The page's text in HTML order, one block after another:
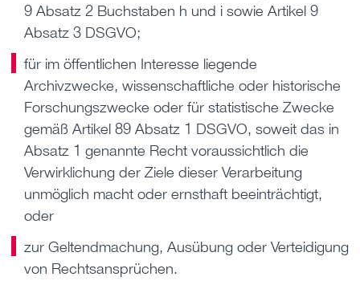
9 Absatz 2 Buchstaben h und i sowie Artikel 9
Absatz 3 DSGVO;
für im öffentlichen Interesse liegende
Archivzwecke, wissenschaftliche oder historische
Forschungszwecke oder für statistische Zwecke
gemäß Artikel 89 Absatz 1 DSGVO, soweit das in
Absatz 1 genannte Recht voraussichtlich die
Verwirklichung der Ziele dieser Verarbeitung
unmöglich macht oder ernsthaft beeinträchtigt,
oder
zur Geltendmachung, Ausübung oder Verteidigung
von Rechtsansprüchen.